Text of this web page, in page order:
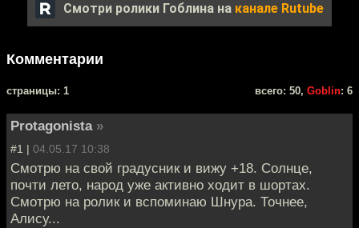
Смотри ролики Гоблина на канале Rutube
Комментарии
cтраницы: 1 всего: 50, Goblin: 6
Protagonista »
#1 | 04.05.17 10:38
Смотрю на свой градусник и вижу +18. Солнце,
почти лето, народ уже активно ходит в шортах.
Смотрю на ролик и вспоминаю Шнура. Точнее,
Алису...